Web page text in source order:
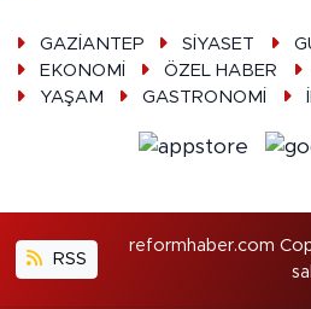
GAZİANTEP SİYASET
EKONOMİ
ÖZEL HABER
YAŞAM
GASTRONOMİ
RSS
reformhaber.com